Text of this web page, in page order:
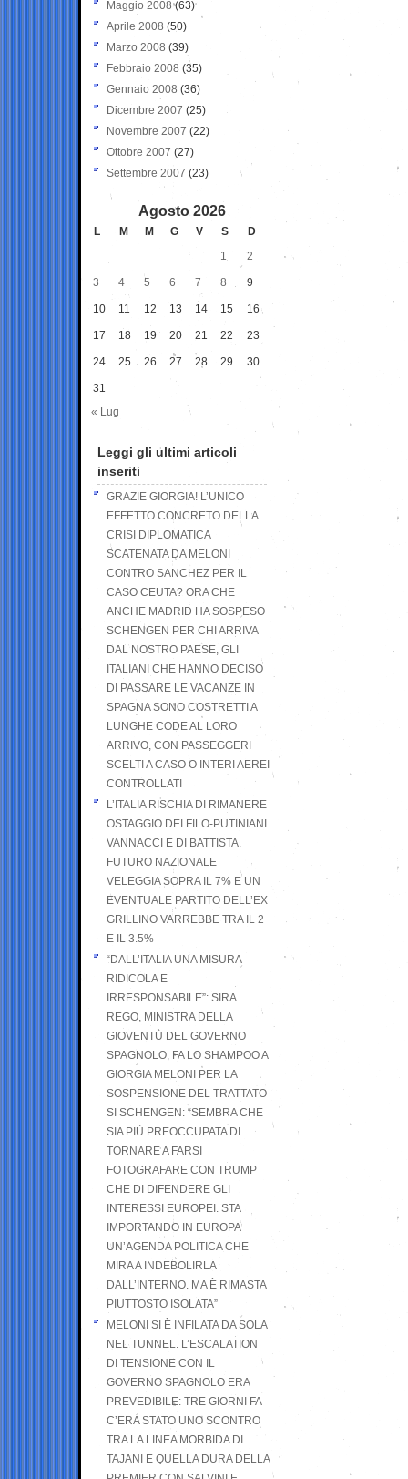
Maggio 2008(63)
Aprile 2008 (50)
Marzo 2008 (39)
Febbraio 2008 (35)
Gennaio 2008 (36)
Dicembre 2007 (25)
Novembre 2007 (22)
Ottobre 2007 (27)
Settembre 2007 (23)
Agosto 2026
L M M G V S
D
1
2
3 4 5 6 7 8 9
10 11 12 13 14 15 16
17 18 19 20 21 22 23
24 25 26 27 28 29 30
31
« Lug
Leggi gli ultimi articoli
inseriti
GRAZIE GIORGIA! L’UNICO
EFFETTO CONCRETO DELLA
CRISI DIPLOMATICA
SCATENATA DA MELONI
CONTRO SANCHEZ PER IL
CASO CEUTA? ORA CHE
ANCHE MADRID HA SOSPESO
SCHENGEN PER CHI ARRIVA
DAL NOSTRO PAESE, GLI
ITALIANI CHE HANNO DECISO
DI PASSARE LE VACANZE IN
SPAGNA SONO COSTRETTI A
LUNGHE CODE AL LORO
ARRIVO, CON PASSEGGERI
SCELTI A CASO O INTERI AEREI
CONTROLLATI
L’ITALIA RISCHIA DI RIMANERE
OSTAGGIO DEI FILO-PUTINIANI
VANNACCI E DI BATTISTA.
FUTURO NAZIONALE
VELEGGIA SOPRA IL 7% E UN
EVENTUALE PARTITO DELL’EX
GRILLINO VARREBBE TRA IL 2
E IL 3.5%
“DALL’ITALIA UNA MISURA
RIDICOLA E
IRRESPONSABILE”: SIRA
REGO, MINISTRA DELLA
GIOVENTÙ DEL GOVERNO
SPAGNOLO, FA LO SHAMPOO A
GIORGIA MELONI PER LA
SOSPENSIONE DEL TRATTATO
SI SCHENGEN: “SEMBRA CHE
SIA PIÙ PREOCCUPATA DI
TORNARE A FARSI
FOTOGRAFARE CON TRUMP
CHE DI DIFENDERE GLI
INTERESSI EUROPEI. STA
IMPORTANDO IN EUROPA
UN’AGENDA POLITICA CHE
MIRA A INDEBOLIRLA
DALL’INTERNO. MA È RIMASTA
PIUTTOSTO ISOLATA”
MELONI SI È INFILATA DA SOLA
NEL TUNNEL. L’ESCALATION
DI TENSIONE CON IL
GOVERNO SPAGNOLO ERA
PREVEDIBILE: TRE GIORNI FA
C’ERA STATO UNO SCONTRO
TRA LA LINEA MORBIDA DI
TAJANI E QUELLA DURA DELLA